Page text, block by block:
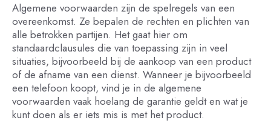
Algemene voorwaarden zijn de spelregels van een
overeenkomst. Ze bepalen de rechten en plichten van
alle betrokken partijen. Het gaat hier om
standaardclausules die van toepassing zijn in veel
situaties, bijvoorbeeld bij de aankoop van een product
of de afname van een dienst. Wanneer je bijvoorbeeld
een telefoon koopt, vind je in de algemene
voorwaarden vaak hoelang de garantie geldt en wat je
kunt doen als er iets mis is met het product.